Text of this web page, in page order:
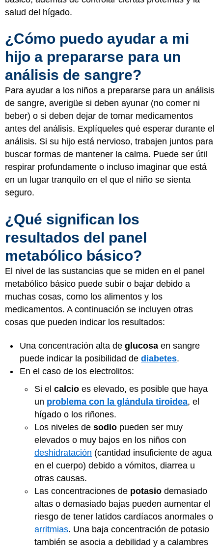
salud del hígado.
¿Cómo puedo ayudar a mi
hijo a prepararse para un
análisis de sangre?
Para ayudar a los niños a prepararse para un análisis
de sangre, averigüe si deben ayunar (no comer ni
beber) o si deben dejar de tomar medicamentos
antes del análisis. Explíqueles qué esperar durante el
análisis. Si su hijo está nervioso, trabajen juntos para
buscar formas de mantener la calma. Puede ser útil
respirar profundamente o incluso imaginar que está
en un lugar tranquilo en el que el niño se sienta
seguro.
¿Qué significan los
resultados del panel
metabólico básico?
El nivel de las sustancias que se miden en el panel
metabólico básico puede subir o bajar debido a
muchas cosas, como los alimentos y los
medicamentos. A continuación se incluyen otras
cosas que pueden indicar los resultados:
Una concentración alta de glucosa en sangre
puede indicar la posibilidad de diabetes.
En el caso de los electrolitos:
Si el calcio es elevado, es posible que haya
un problema con la glándula tiroidea, el
hígado o los riñones.
Los niveles de sodio pueden ser muy
elevados o muy bajos en los niños con
deshidratación (cantidad insuficiente de agua
en el cuerpo) debido a vómitos, diarrea u
otras causas.
Las concentraciones de potasio demasiado
altas o demasiado bajas pueden aumentar el
riesgo de tener latidos cardíacos anormales o
arritmias. Una baja concentración de potasio
también se asocia a debilidad y a calambres